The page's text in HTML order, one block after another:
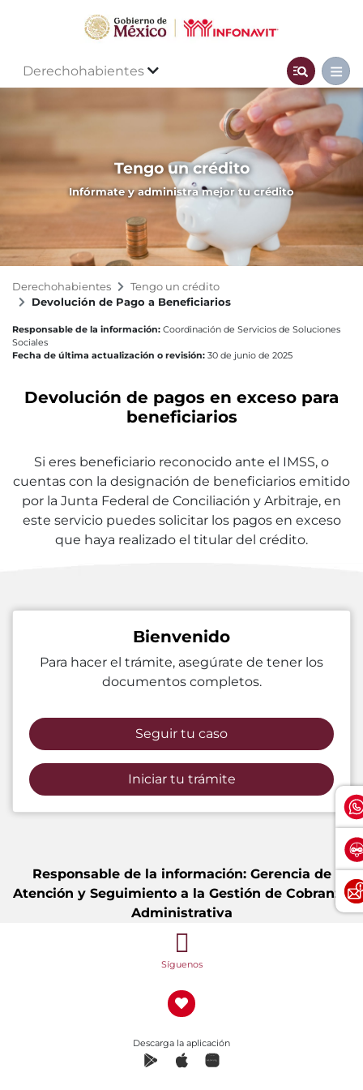
Derechohabientes
Tengo un crédito
Infórmate y administra mejor tu crédito
Derechohabientes
Tengo un crédito
Devolución de Pago a Beneficiarios
Responsable de la información: Coordinación de Servicios de Soluciones
Sociales
Fecha de última actualización o revisión: 30 de junio de 2025
Devolución de pagos en exceso para
beneficiarios
Si eres beneficiario reconocido ante el IMSS, o
cuentas con la designación de beneficiarios emitido
por la Junta Federal de Conciliación y Arbitraje, en
este servicio puedes solicitar los pagos en exceso
que haya realizado el titular del crédito.
Bienvenido
Para hacer el trámite, asegúrate de tener los
documentos completos.
Seguir tu caso
Iniciar tu trámite
Responsable de la información: Gerencia de
Atención y Seguimiento a la Gestión de Cobranza
Administrativa
Síguenos
Descarga la aplicación